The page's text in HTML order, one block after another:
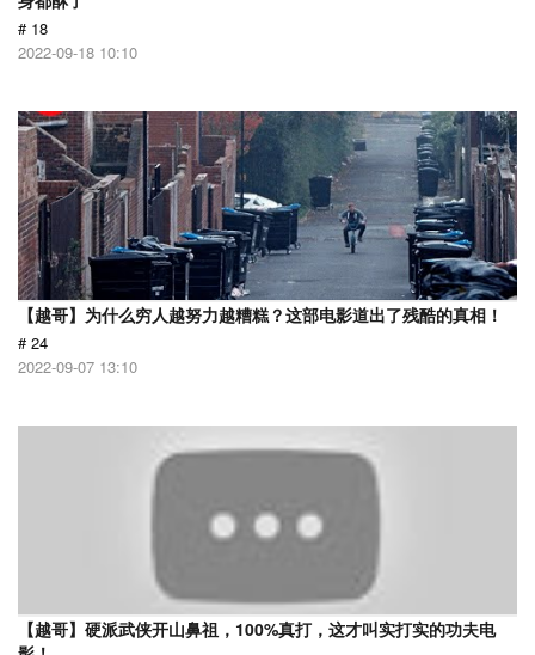
# 18
2022-09-18 10:10
【越哥】为什么穷人越努力越糟糕？这部电影道出了残酷的真相！
# 24
2022-09-07 13:10
【越哥】硬派武侠开山鼻祖，100%真打，这才叫实打实的功夫电